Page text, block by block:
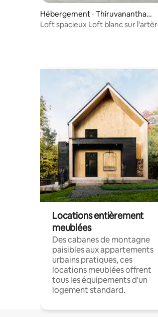
Hébergement ⋅ Thiruvananthap
uram
Loft spacieux Loft blanc sur l'artère
Locations entièrement
meublées
Des cabanes de montagne
paisibles aux appartements
urbains pratiques, ces
locations meublées offrent
tous les équipements d'un
logement standard.